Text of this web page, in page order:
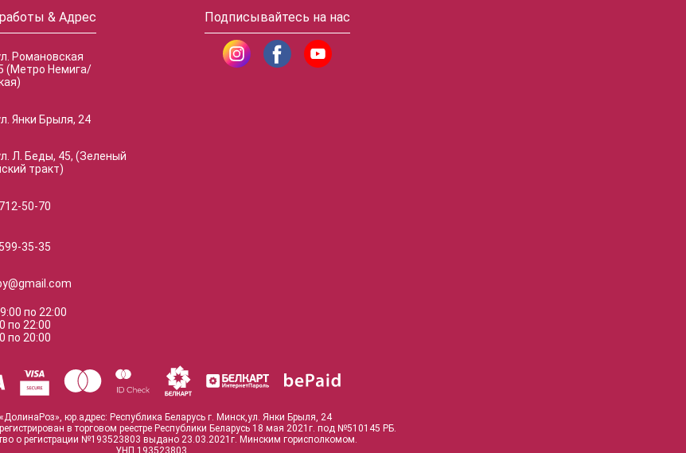
& Адрес
Романовская
(Метро Немига/
Янки Брыля, 24
Л. Беды, 45, (Зеленый
тракт)
50-70
35-35
9:00по 22:00
по 22:00
по 20:00
Подписывайтесь на нас
юр.адрес: Республика Беларусь г. Минск,ул. Янки Брыля, 24
в торговом реестре Республики Беларусь 18 мая 2021г. под №510145 РБ.
о регистрации №193523803 выдано 23.03.2021г. Минским горисполкомом.
УНП 193523803